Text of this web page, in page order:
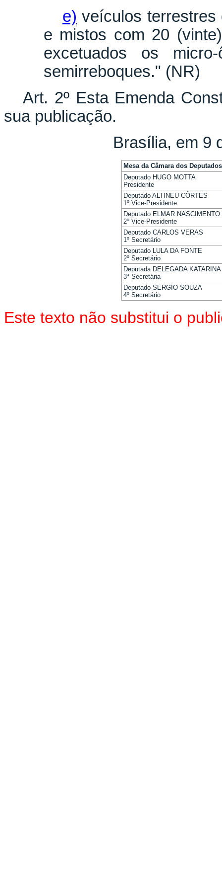
e) veículos terrestres
e mistos com 20
excetuados os
semirreboques." (NR)
Art. 2º Esta Emenda
sua publicação.
Brasília, em 9
Mesa da Câmara dos Deputados
Deputado HUGO MOTTA
Presidente
Deputado ALTINEU CÔRTES
1º Vice-Presidente
Deputado ELMAR NASCIMENTO
2º Vice-Presidente
Deputado CARLOS VERAS
1º Secretário
Deputado LULA DA FONTE
2º Secretário
Deputada DELEGADA KATARINA
3ª Secretária
Deputado SERGIO SOUZA
4º Secretário
Este texto não substitui o